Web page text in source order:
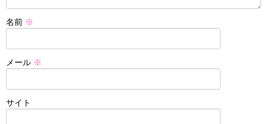
名前 ※
メール ※
サイト